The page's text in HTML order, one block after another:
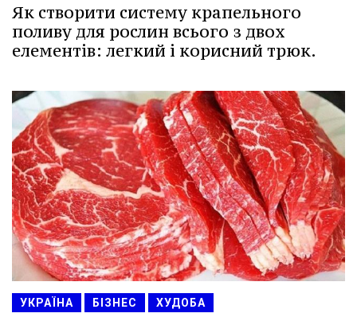
Як створити систему крапельного
поливу для рослин всього з двох
елементів: легкий і корисний трюк.
УКРАЇНА БІЗНЕС ХУДОБА